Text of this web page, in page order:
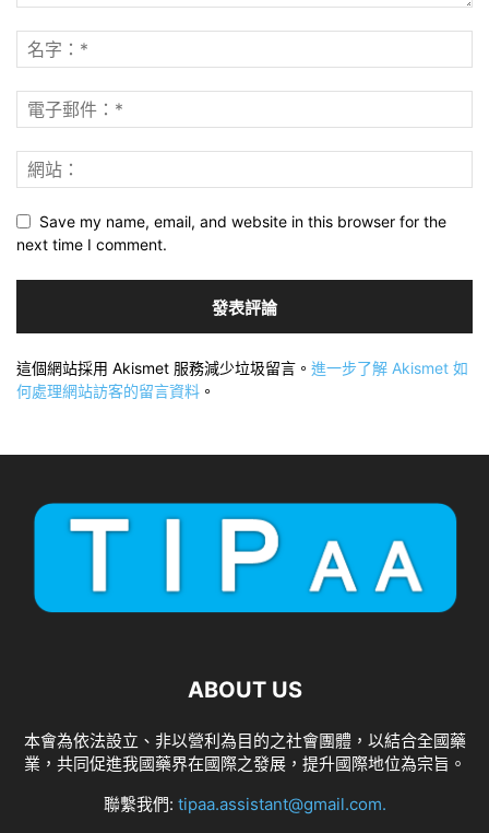
Save my name, email, and website in this browser for the
next time I comment.
這個網站採用 Akismet 服務減少垃圾留言。 進一步了解 Akismet 如
何處理網站訪客的留言資料 。
ABOUT US
本會為依法設立、非以營利為目的之社會團體，以結合全國藥
業，共同促進我國藥界在國際之發展，提升國際地位為宗旨。
聯繫我們: tipaa.assistant@gmail.com.